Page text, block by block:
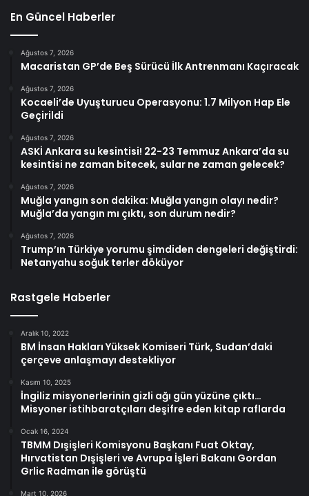
En Güncel Haberler
Ağustos 7, 2026
Macaristan GP’de Beş Sürücü İlk Antrenmanı Kaçıracak
Ağustos 7, 2026
Kocaeli’de Uyuşturucu Operasyonu: 1.7 Milyon Hap Ele
Geçirildi
Ağustos 7, 2026
ASKİ Ankara su kesintisi! 22-23 Temmuz Ankara’da su
kesintisi ne zaman bitecek, sular ne zaman gelecek?
Ağustos 7, 2026
Muğla yangın son dakika: Muğla yangın olayı nedir?
Muğla’da yangın mı çıktı, son durum nedir?
Ağustos 7, 2026
Trump’ın Türkiye yorumu şimdiden dengeleri değiştirdi:
Netanyahu soğuk terler döküyor
Rastgele Haberler
Aralık 10, 2022
BM İnsan Hakları Yüksek Komiseri Türk, Sudan’daki
çerçeve anlaşmayı destekliyor
Kasım 10, 2025
İngiliz misyonerlerinin gizli ağı gün yüzüne çıktı…
Misyoner istihbaratçıları deşifre eden kitap raflarda
Ocak 16, 2024
TBMM Dışişleri Komisyonu Başkanı Fuat Oktay,
Hırvatistan Dışişleri ve Avrupa İşleri Bakanı Gordan
Grlic Radman ile görüştü
Mart 10, 2026